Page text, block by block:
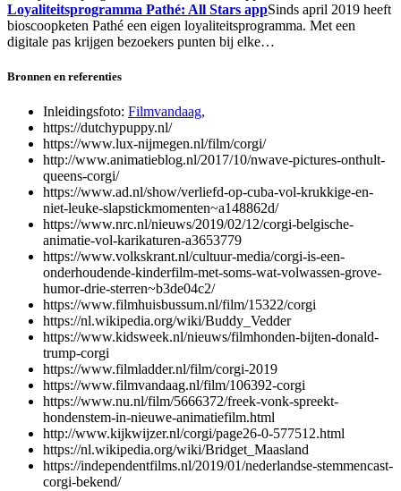
Loyaliteitsprogramma Pathé: All Stars appSinds april 2019 heeft
bioscoopketen Pathé een eigen loyaliteitsprogramma. Met een
digitale pas krijgen bezoekers punten bij elke…
Bronnen en referenties
Inleidingsfoto: Filmvandaag,
https://dutchypuppy.nl/
https://www.lux-nijmegen.nl/film/corgi/
http://www.animatieblog.nl/2017/10/nwave-pictures-onthult-
queens-corgi/
https://www.ad.nl/show/verliefd-op-cuba-vol-krukkige-en-
niet-leuke-slapstickmomenten~a148862d/
https://www.nrc.nl/nieuws/2019/02/12/corgi-belgische-
animatie-vol-karikaturen-a3653779
https://www.volkskrant.nl/cultuur-media/corgi-is-een-
onderhoudende-kinderfilm-met-soms-wat-volwassen-grove-
humor-drie-sterren~b3de04c2/
https://www.filmhuisbussum.nl/film/15322/corgi
https://nl.wikipedia.org/wiki/Buddy_Vedder
https://www.kidsweek.nl/nieuws/filmhonden-bijten-donald-
trump-corgi
https://www.filmladder.nl/film/corgi-2019
https://www.filmvandaag.nl/film/106392-corgi
https://www.nu.nl/film/5666372/freek-vonk-spreekt-
hondenstem-in-nieuwe-animatiefilm.html
http://www.kijkwijzer.nl/corgi/page26-0-577512.html
https://nl.wikipedia.org/wiki/Bridget_Maasland
https://independentfilms.nl/2019/01/nederlandse-stemmencast-
corgi-bekend/